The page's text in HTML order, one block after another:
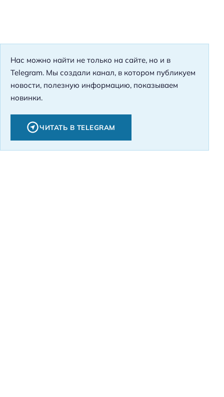
Нас можно найти не только на сайте, но и в
Telegram. Мы создали канал, в котором публикуем
новости, полезную информацию, показываем
новинки.
ЧИТАТЬ В TELEGRAM